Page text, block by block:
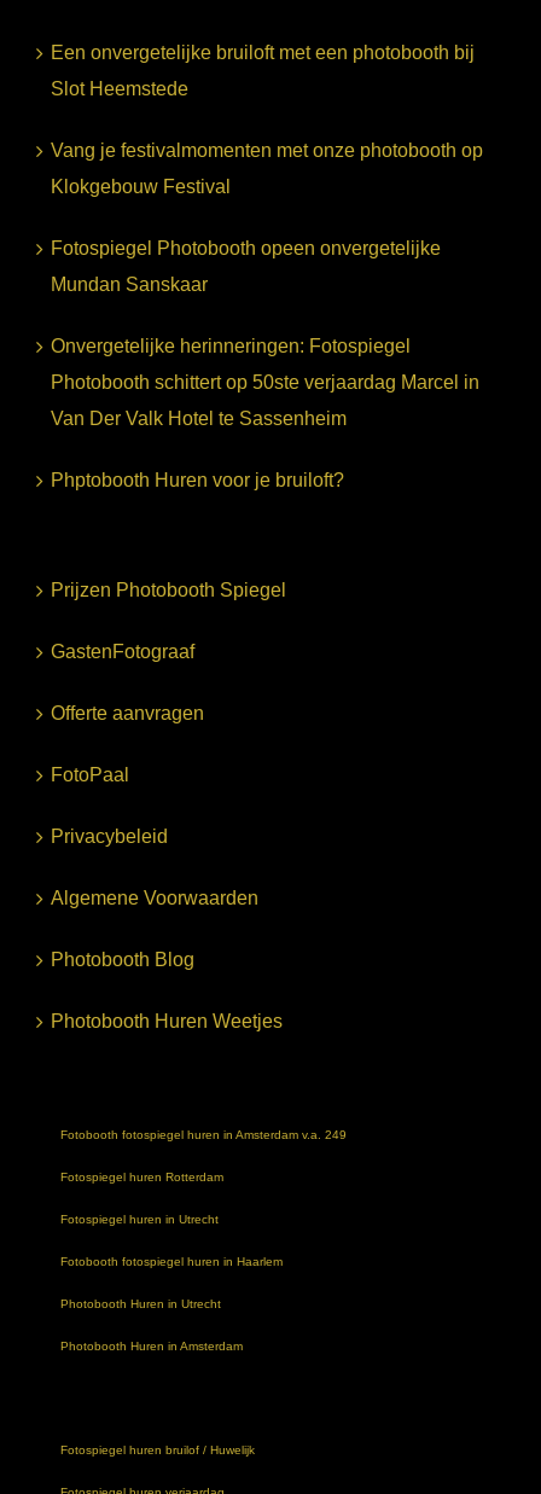
Een onvergetelijke bruiloft met een photobooth bij
Slot Heemstede
Vang je festivalmomenten met onze photobooth op
Klokgebouw Festival
Fotospiegel Photobooth opeen onvergetelijke
Mundan Sanskaar
Onvergetelijke herinneringen: Fotospiegel
Photobooth schittert op 50ste verjaardag Marcel in
Van Der Valk Hotel te Sassenheim
Phptobooth Huren voor je bruiloft?
Prijzen Photobooth Spiegel
GastenFotograaf
Offerte aanvragen
FotoPaal
Privacybeleid
Algemene Voorwaarden
Photobooth Blog
Photobooth Huren Weetjes
Fotobooth fotospiegel huren in Amsterdam v.a. 249
Fotospiegel huren Rotterdam
Fotospiegel huren in Utrecht
Fotobooth fotospiegel huren in Haarlem
Photobooth Huren in Utrecht
Photobooth Huren in Amsterdam
Fotospiegel huren bruilof / Huwelijk